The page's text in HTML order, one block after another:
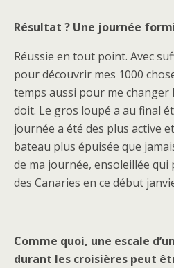
Résultat ? Une journée
Réussie en tout point. Avec
pour découvrir mes 1000
temps aussi pour me changer
doit. Le gros loupé a au final
journée a été des plus active
bateau plus épuisée que
de ma journée, ensoleillée qui
des Canaries en ce début
Comme quoi, une escale
durant les croisières peut